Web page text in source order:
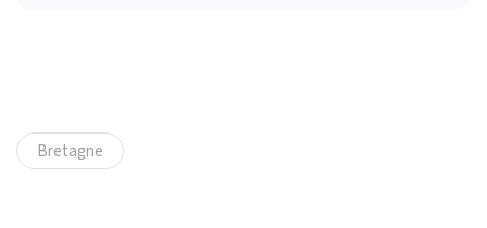
Bretagne